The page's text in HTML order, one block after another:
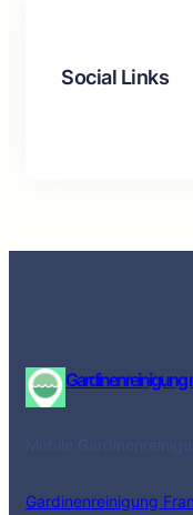
Social Links
Gardinenreinigung
Mobile
Gardinenreinigung